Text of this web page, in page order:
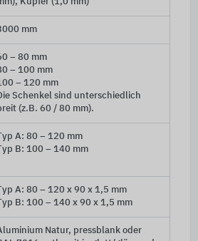
Kupfer (1,0 mm)
mm
– 80 mm
– 100 mm
– 120 mm
Schenkel sind unterschiedlich
(z.B. 60 / 80 mm).
Typ A: 80 – 120 mm
Typ B: 100 – 140 mm
Typ A: 80 – 120 x 90 x 1,5 mm
Typ B: 100 – 140 x 90 x 1,5 mm
Natur, pressblank oder